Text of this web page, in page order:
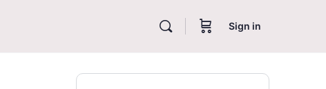
Sign in